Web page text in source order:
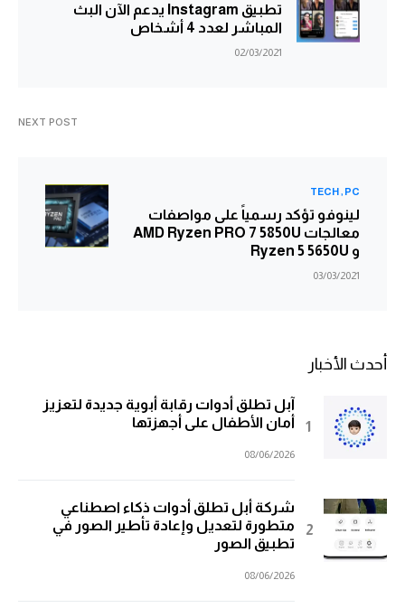
تطبيق Instagram يدعم الآن البث
المباشر لعدد 4 أشخاص
02/03/2021
NEXT POST
PC
TECH
لينوفو تؤكد رسمياً على مواصفات
معالجات AMD Ryzen PRO 7 5850U
و Ryzen 5 5650U
03/03/2021
أحدث الأخبار
آبل تطلق أدوات رقابة أبوية جديدة لتعزيز
أمان الأطفال على أجهزتها
08/06/2026
شركة أبل تطلق أدوات ذكاء اصطناعي
متطورة لتعديل وإعادة تأطير الصور في
تطبيق الصور
08/06/2026